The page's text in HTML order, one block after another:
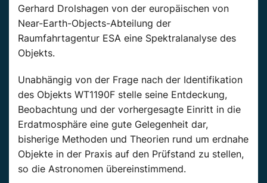
Gerhard Drolshagen von der europäischen von
Near-Earth-Objects-Abteilung der
Raumfahrtagentur ESA eine Spektralanalyse des
Objekts.
Unabhängig von der Frage nach der Identifikation
des Objekts WT1190F stelle seine Entdeckung,
Beobachtung und der vorhergesagte Einritt in die
Erdatmosphäre eine gute Gelegenheit dar,
bisherige Methoden und Theorien rund um erdnahe
Objekte in der Praxis auf den Prüfstand zu stellen,
so die Astronomen übereinstimmend.